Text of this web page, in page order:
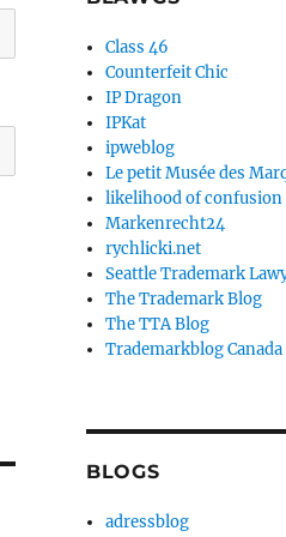
Class 46
Counterfeit Chic
IP Dragon
IPKat
ipweblog
Le petit Musée des
likelihood of confusion
Markenrecht24
rychlicki.net
Seattle Trademark
The Trademark Blog
The TTA Blog
Trademarkblog Canada
BLOGS
adressblog